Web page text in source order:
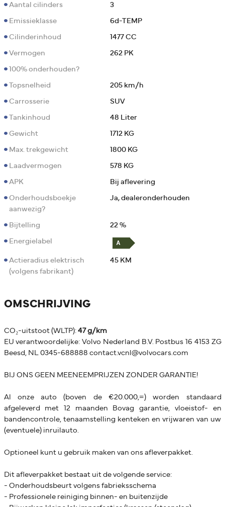
Aantal cilinders 3
Emissieklasse 6d-TEMP
Cilinderinhoud 1477 CC
Vermogen 262 PK
100% onderhouden?
Topsnelheid 205 km/h
Carrosserie SUV
Tankinhoud 48 Liter
Gewicht 1712 KG
Max. trekgewicht 1800 KG
Laadvermogen 578 KG
APK Bij aflevering
Onderhoudsboekje
aanwezig?
Ja, dealeronderhouden
Bijtelling 22 %
Energielabel
Actieradius elektrisch
(volgens fabrikant)
45 KM
OMSCHRIJVING
CO₂-uitstoot (WLTP): 47 g/km
EU verantwoordelijke: Volvo Nederland B.V. Postbus 16 4153 ZG
Beesd, NL 0345-688888 contact.vcnl@volvocars.com
BIJ ONS GEEN MEENEEMPRIJZEN ZONDER GARANTIE!
Al onze auto (boven de €20.000,=) worden standaard
afgeleverd met 12 maanden Bovag garantie, vloeistof- en
bandencontrole, tenaamstelling kenteken en vrijwaren van uw
(eventuele) inruilauto.
Optioneel kunt u gebruik maken van ons afleverpakket.
Dit afleverpakket bestaat uit de volgende service:
- Onderhoudsbeurt volgens fabrieksschema
- Professionele reiniging binnen- en buitenzijde